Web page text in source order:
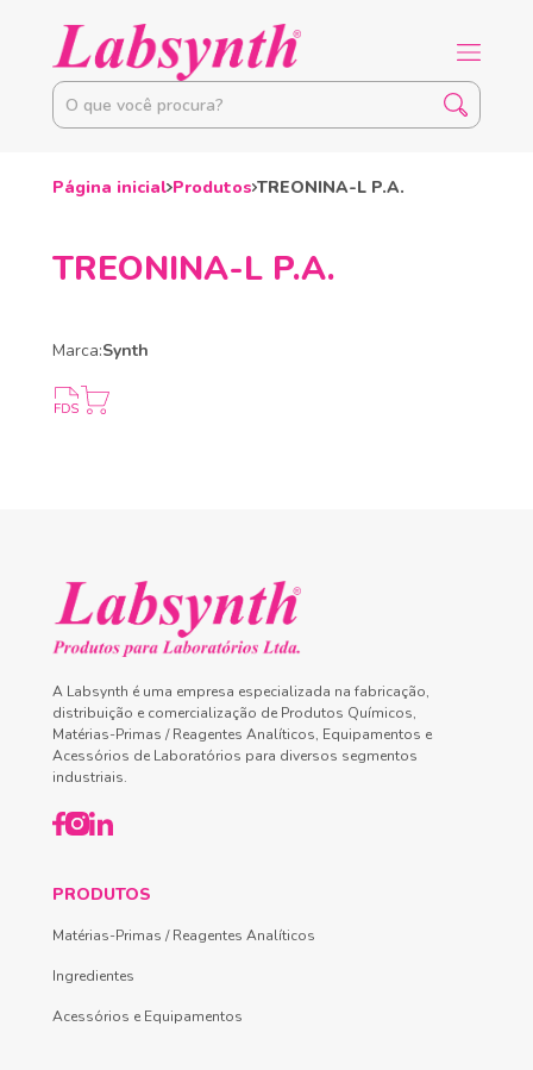
Página inicial Produtos TREONINA-L P.A.
TREONINA-L P.A.
Marca:Synth
A Labsynth é uma empresa especializada na fabricação,
distribuição e comercialização de Produtos Químicos,
Matérias-Primas / Reagentes Analíticos, Equipamentos e
Acessórios de Laboratórios para diversos segmentos
industriais.
PRODUTOS
Matérias-Primas / Reagentes Analíticos
Ingredientes
Acessórios e Equipamentos